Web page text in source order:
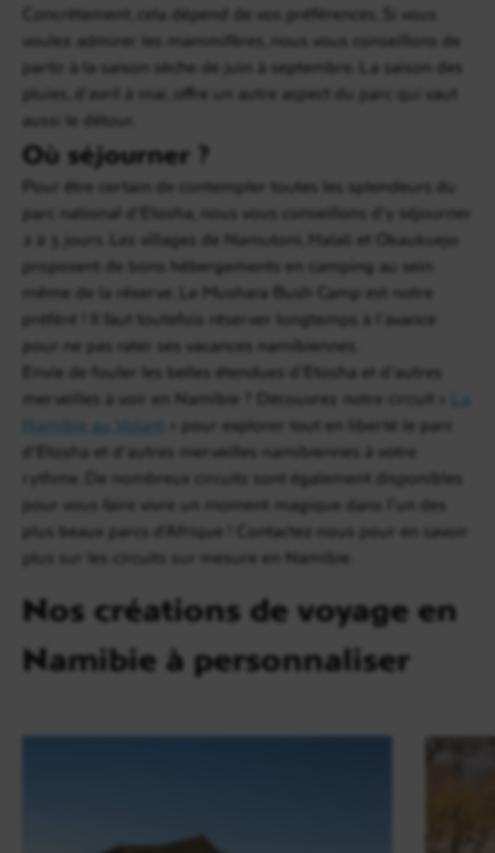
Concrètement, cela dépend de vos préférences. Si vous
voulez admirer les mammifères, nous vous conseillons de
partir à la saison sèche de juin à septembre. La saison des
pluies, d’avril à mai, offre un autre aspect du parc qui vaut
aussi le détour.
Où séjourner ?
Pour être certain de contempler toutes les splendeurs du
parc national d’Etosha, nous vous conseillons d’y séjourner
2 à 3 jours. Les villages de Namutoni, Halali et Okaukuejo
proposent de bons hébergements en camping au sein
même de la réserve. Le Mushara Bush Camp est notre
préféré ! Il faut toutefois réserver longtemps à l’avance
pour ne pas rater ses vacances namibiennes.
Envie de fouler les belles étendues d’Etosha et d’autres
merveilles à voir en Namibie ? Découvrez notre circuit «
La
Namibie au Volant
» pour explorer tout en liberté le parc
d’Etosha et d’autres merveilles namibiennes à votre
rythme. De nombreux circuits sont également disponibles
pour vous faire vivre un moment magique dans l’un des
plus beaux parcs d’Afrique ! Contactez-nous pour en savoir
plus sur les circuits sur mesure en Namibie.
Nos créations de voyage en
Namibie à personnaliser